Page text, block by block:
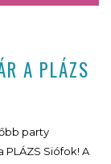
A PLÁZS
party
PLÁZS Siófok! A